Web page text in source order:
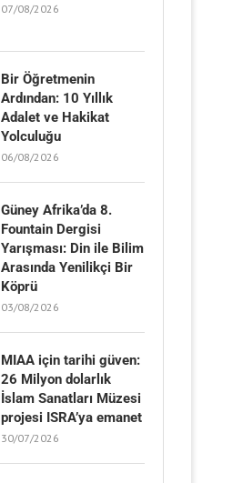
07/08/2026
Bir Öğretmenin
Ardından: 10 Yıllık
Adalet ve Hakikat
Yolculuğu
06/08/2026
Güney Afrika’da 8.
Fountain Dergisi
Yarışması: Din ile Bilim
Arasında Yenilikçi Bir
Köprü
03/08/2026
MIAA için tarihi güven:
26 Milyon dolarlık
İslam Sanatları Müzesi
projesi ISRA’ya emanet
30/07/2026